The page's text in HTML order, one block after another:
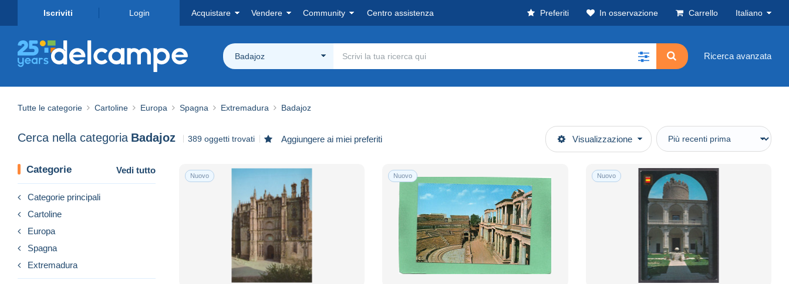
Iscriviti Login Acquistare Vendere Community Centro assistenza Preferiti In osservazione Carrello Italiano
Badajoz Ricerca avanzata
Tutte le categorie Cartoline Europa Spagna Extremadura Badajoz
Cerca nella categoria Badajoz 389 oggetti trovati Aggiungere ai miei preferiti Visualizzazione
Categorie Vedi tutto
Categorie principali
Cartoline
Europa
Spagna
Extremadura
Nuovo Nuovo Nuovo